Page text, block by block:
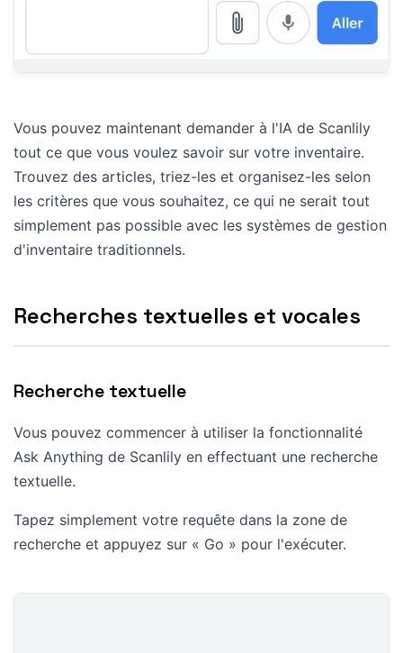
Vous pouvez maintenant demander à l'IA de Scanlily
tout ce que vous voulez savoir sur votre inventaire.
Trouvez des articles, triez-les et organisez-les selon
les critères que vous souhaitez, ce qui ne serait tout
simplement pas possible avec les systèmes de gestion
d'inventaire traditionnels.
Recherches textuelles et vocales
Recherche textuelle
Vous pouvez commencer à utiliser la fonctionnalité
Ask Anything de Scanlily en effectuant une recherche
textuelle.
Tapez simplement votre requête dans la zone de
recherche et appuyez sur « Go » pour l'exécuter.